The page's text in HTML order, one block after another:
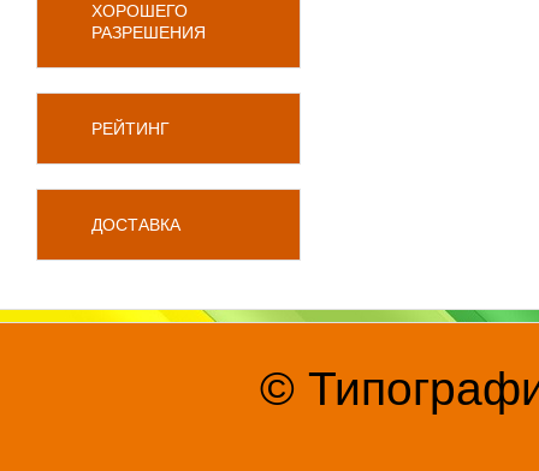
ХОРОШЕГО
РАЗРЕШЕНИЯ
РЕЙТИНГ
ДОСТАВКА
©